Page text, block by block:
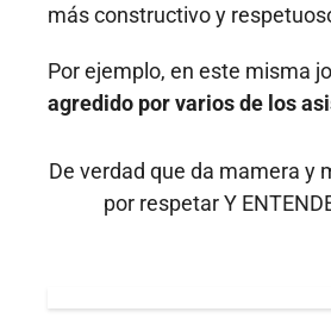
más constructivo y
Por ejemplo, en este misma
agredido por varios de los
De verdad que da mamera y
por respetar Y